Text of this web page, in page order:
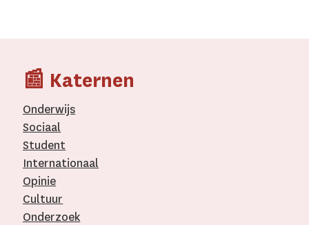
📰 Katernen
Onderwijs
Sociaal
Student
Internationaal­
Opinie
Cultuur
Onderzoek